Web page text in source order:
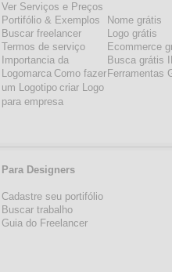
Ver Serviços e Preços
Portifólio & Exemplos
Buscar freelancer
Termos de serviço
Importancia da
Logomarca Como fazer
um Logotipo criar Logo
para empresa
Para Designers
Cadastre seu portifólio
Buscar trabalho
Guia do Freelancer
Nome grátis
Logo grátis
Ecommerce
Busca grátis
Ferramentas